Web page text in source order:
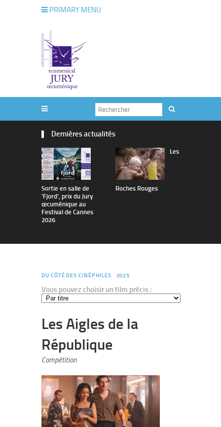
PRIMARY MENU
Dernières actualités
Sortie en salle de
’Fjord’, prix du Jury
œcuménique au
Festival de Cannes
2026
Les
Roches Rouges
DU CÔTÉ DES CINÉPHILES 2025
Vous pouvez choisir un film précis :
Les Aigles de la
République
Compétition